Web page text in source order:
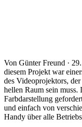
Von Günter Freund ·
diesem Projekt war
des Videoprojektors,
hellen Raum sein muss.
Farbdarstellung
und einfach von
Handy über alle